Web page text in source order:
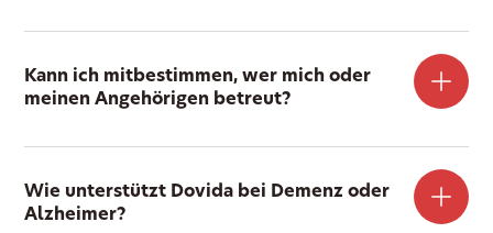
Kann ich mitbestimmen, wer mich oder
meinen Angehörigen betreut?
Wie unterstützt Dovida bei Demenz oder
Alzheimer?